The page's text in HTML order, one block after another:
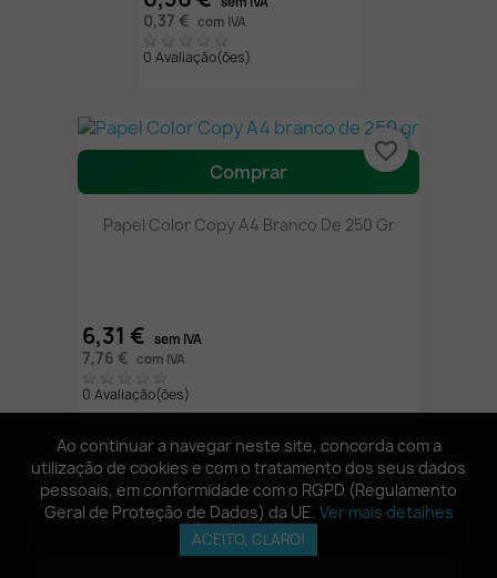
Ao continuar a navegar neste site, concorda com a
utilização de cookies e com o tratamento dos seus dados
pessoais, em conformidade com o RGPD (Regulamento
Geral de Proteção de Dados) da UE. Ver mais detalhes
ACEITO, CLARO!
0,37 € com IVA
0 Avaliação(ões)
Comprar
Papel Color Copy A4 Branco De 250 Gr
6,31 € sem IVA
7,76 € com IVA
0 Avaliação(ões)
favorite_border
Ver opções
favorite_border
Ao continuar a navegar neste site, concorda com a
utilização de cookies e com o tratamento dos seus dados
pessoais, em conformidade com o RGPD (Regulamento
Geral de Proteção de Dados) da UE. Ver mais detalhes
ACEITO, CLARO!